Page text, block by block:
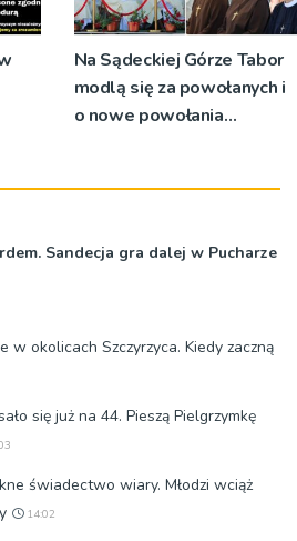
Na Sądeckiej Górze Tabor
modlą się za powołanych i
o nowe powołania
Sandecja gra dalej w Pucharze
w okolicach Szczyrzyca. Kiedy zaczną
się już na 44. Pieszą Pielgrzymkę
świadectwo wiary. Młodzi wciąż
14:02